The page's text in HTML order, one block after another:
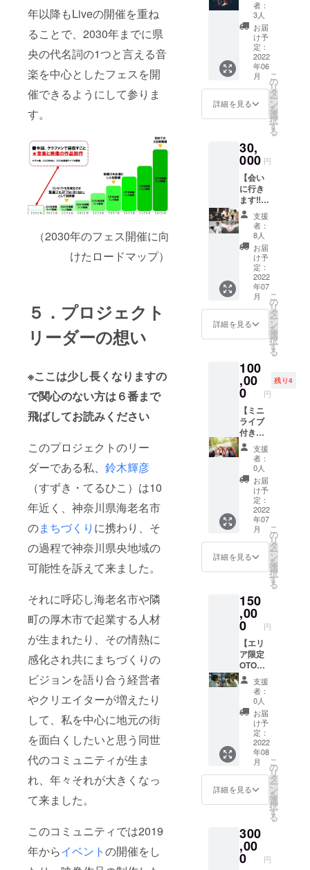
年以降もLiveの開催を重ね
ることで、2030年までに県
央の代名詞の1つと言える音
楽を中心としたフェスを開
催できるようにして参りま
す。
（2030年のフェス開催に向
けたロードマップ）
５．プロジェクト
リーダーの想い
※ここは少し長くなりますの
で関心のない方は６番まで
飛ばしてお読みください
このプロジェクトのリー
ダーである私、 鈴木輝彦
（すずき・てるひこ）は10
年近く、神奈川県海老名市
のまちづくり に携わり、そ
の過程で神奈川県央地域の
可能性を訴えて来ました。
それに呼応し海老名市や隣
町の厚木市で起業する人材
が生まれたり、その情熱に
感化され共にまちづくりの
ビジョンを語り合う経営者
やクリエイターが増えたり
して、私を中心に地元の街
を面白くしたいと思う同世
代のコミュニティが生ま
れ、年々それが大きくなっ
て来ました。
このコミュニティでは2019
年からイベントの開催をし
参加権
利
※2022
年7月16
（土）
午後 ※
会場は
となり
ます
（Zoom
ティン
グを使
用しま
す） ・
次回イ
ベント
参加チ
ケット
（1名
分）
※2022
年10月
22日
（土）
に神奈
の某所
で開催
レット
イベン
トへ1名
をご招
待しま
す ※開
催場所
は神奈
川県海
老名
市、厚
木市、
座間市
など県
央地域
の会場
ます ※
開催時
てご連
絡いた
します
・2030
年まで
に開催
を予定
する
フェス
のご招
待券（1
名様
分） ※
開催場
所は神
奈川県
ります
シーン
に鑑賞
者とし
てエキ
ストラ
参加権
利（1名
分）
※2022
年6月4
会場は
神奈川
名市内
となり
ます ・
【OTO
NARIと
一緒
に】作
品の
WEB試
写会の
参加権
利
年7月16
日
会場は
WEB上
となり
（Zoom
ミー
ティン
グを使
用しま
す） ・
次回イ
ベント
参加チ
ケット
（1名
分）
年10月
22日
川県央
の某所
で開催
シーク
レット
イベン
トへ1名
をご招
待しま
す ※開
催場所
は神奈
川県海
老名
市、厚
座間市
など県
となり
ます ※
開催時
を伝え
る冊子
を作成
しま
す。 プ
ロジェ
クトの
ストー
リーを
RIの街
の産品
を愛で
ること
ができ
ます。
・お礼
メール
・オフ
ショッ
ト写真
（デー
タ） ・
2030年
までの
ロード
マップ
タ） ・
ボイス
メッ
セージ
＆
ZINE（
冊子）
・
OTONA
RIの職
人によ
るプレ
ミアム
産品➀ ※
ガラス
職人手
製のペ
アグラ
ジオ）
×1セッ
ト ・
OTONA
RIの職
人によ
るプレ
ミアム
産品②
※糀あま
ざけ～
ノンア
ルコー
ル～250
ｇ（泉
橋酒
造）×3
個
に参加
権利（1
分）】
作品ラ
スト
シーン
（演奏
あり）
の会場
にて行
上げに
参加い
ただけ
ます。
・お礼
メール
・オフ
ショッ
ト写真
（デー
タ） ・
作品の
エンド
ロール
にお名
前を記
載
ず備考
欄に掲
載を希
望され
るお名
前をご
記入く
ださい
・作品
ライブ
シーン
に鑑賞
者とし
てエキ
ストラ
参加権
利（1名
分）
（土）
実施 ※
会場は
神奈川
県海老
名市内
となり
ます ・
作品ラ
イブ
シーン
撮影当
日の打
ち上げ
の参加
権利（1
名分）
※飲食さ
実費に
よる自
己負担
となり
者：
3人
お届
け予
定：
2022
年06
月
詳細を見る
こ
の
リ
タ
ー
ン
を
選
択
す
る
30,
000 円
【会い
に行き
ます‼︎エ
ンド
ロール
でご紹
介】 完
成した
映像作
品のエ
ンド
ロール
であな
たをご
紹介す
る映像
き3秒ほ
ど)を流
しま
す。 動
画クリ
エー
ターの
YOTA
NARUS
Eとプロ
ジェク
トチー
ムのメ
ンバー
がご指
定の場
所へ撮
影しに
行きま
す！ お
や会社
の前、
はたま
た近く
の公園
で、カ
メラに
向かっ
てご自
由にリ
アク
ション
してい
ただけ
ます。
エンド
ロール
で映像
(3秒
程)+テ
でのご
紹介を
させて
いただ
支援
者：
8人
お届
け予
定：
2022
年07
月
詳細を見る
こ
の
リ
タ
ー
ン
を
選
択
す
る
100
,00
0 円
残り4
【ミニ
ライブ
付き
OTONA
RIまち
巡り体
験】
OTONA
RIメン
バーが
ご案内
する作
品やプ
ロジェ
クトに
ゆかり
場所を
巡る体
験で
す。 生
の声を
聴きな
がら、
作品の
ストー
リーに
共感で
きるよ
うな
様々な
体験を
提供す
るまち
巡り。
まち巡
りの終
は、お
土産に
加えて
あなた
支援
者：
0人
お届
け予
定：
2022
年07
月
詳細を見る
こ
の
リ
タ
ー
ン
を
選
択
す
る
150
,00
0 円
【エリ
ア限定
OTONA
RI出張
ライブ
（出
演）】
神奈川
県央エ
リア内
限定
で、
OTONA
RIの楽
曲を演
奏しに
たしま
す。 イ
ベント
などの
支援
者：
0人
お届
け予
定：
2022
年08
月
詳細を見る
こ
の
リ
タ
ー
ン
を
選
択
す
る
300
,00
0 円